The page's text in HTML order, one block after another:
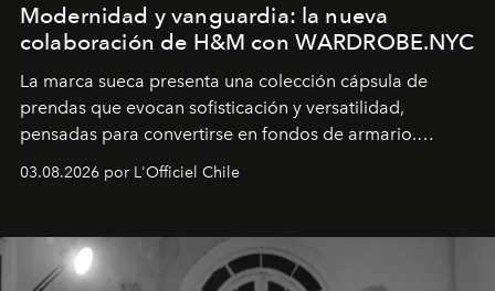
Modernidad y vanguardia: la nueva
colaboración de H&M con WARDROBE.NYC
La marca sueca presenta una colección cápsula de
prendas que evocan sofisticación y versatilidad,
pensadas para convertirse en fondos de armario.
03.08.2026 por L'Officiel Chile